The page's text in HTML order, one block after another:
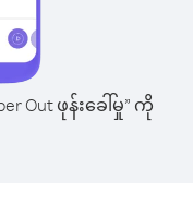
Out ဖုန်းခေါ်မှု” ကို